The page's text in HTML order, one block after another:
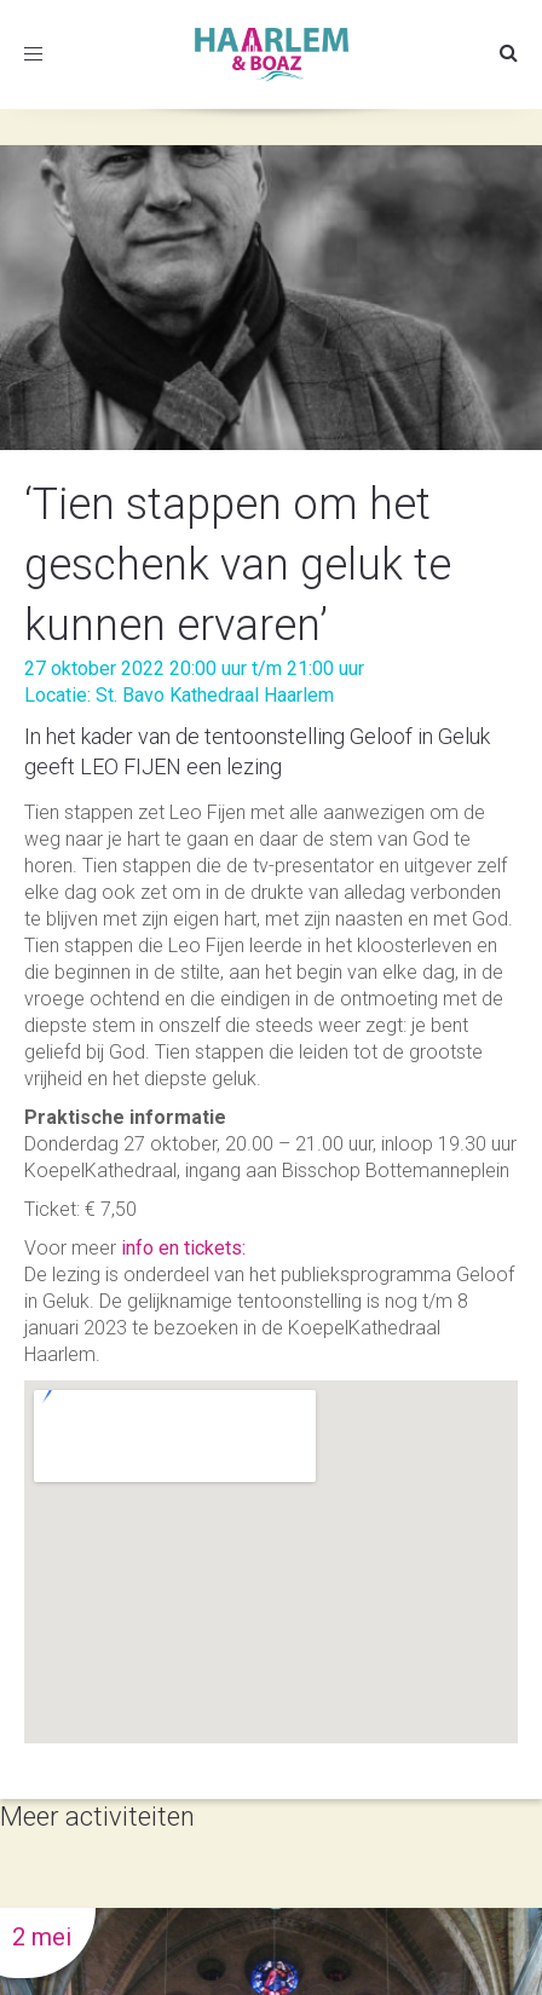
Toggle
‘Tien stappen om het
geschenk van geluk te
kunnen ervaren’
27 oktober 2022 20:00 uur t/m 21:00 uur
Locatie: St. Bavo Kathedraal Haarlem
In het kader van de tentoonstelling Geloof in Geluk
geeft LEO FIJEN een lezing
Tien stappen zet Leo Fijen met alle aanwezigen om de
weg naar je hart te gaan en daar de stem van God te
horen. Tien stappen die de tv-presentator en uitgever zelf
elke dag ook zet om in de drukte van alledag verbonden
te blijven met zijn eigen hart, met zijn naasten en met God.
Tien stappen die Leo Fijen leerde in het kloosterleven en
die beginnen in de stilte, aan het begin van elke dag, in de
vroege ochtend en die eindigen in de ontmoeting met de
diepste stem in onszelf die steeds weer zegt: je bent
geliefd bij God. Tien stappen die leiden tot de grootste
vrijheid en het diepste geluk.
Praktische informatie
Donderdag 27 oktober, 20.00 – 21.00 uur, inloop 19.30 uur
KoepelKathedraal, ingang aan Bisschop Bottemanneplein
Ticket: € 7,50
Voor meer info en tickets:
De lezing is onderdeel van het publieksprogramma Geloof
in Geluk. De gelijknamige tentoonstelling is nog t/m 8
januari 2023 te bezoeken in de KoepelKathedraal
Haarlem.
Meer activiteiten
2 mei